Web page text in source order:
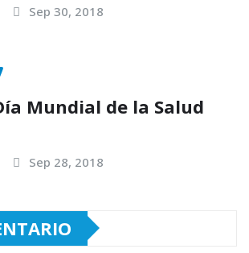
Sep 30, 2018
Mundial de la Salud
Sep 28, 2018